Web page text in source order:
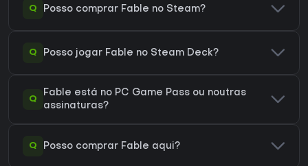
Q Posso comprar Fable no Steam?
Q Posso jogar Fable no Steam Deck?
Q
Fable está no PC Game Pass ou noutras
assinaturas?
Q Posso comprar Fable aqui?